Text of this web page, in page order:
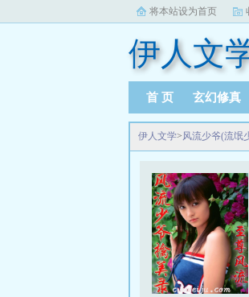
将本站设为首页
伊人文
首 页 玄幻修真
伊人文学>风流少爷(流氓